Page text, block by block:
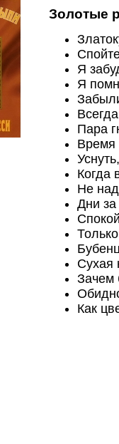
Золотые
Я
Я
Пара
Время
Когда
Не
Дни
Сухая
Зачем
Как